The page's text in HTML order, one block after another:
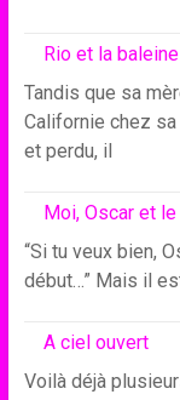
Rio et la
Tandis que sa
Californie chez sa
et perdu, il
Moi, Oscar et
“Si tu veux bien,
début…” Mais il
A ciel ouvert
Voilà déjà